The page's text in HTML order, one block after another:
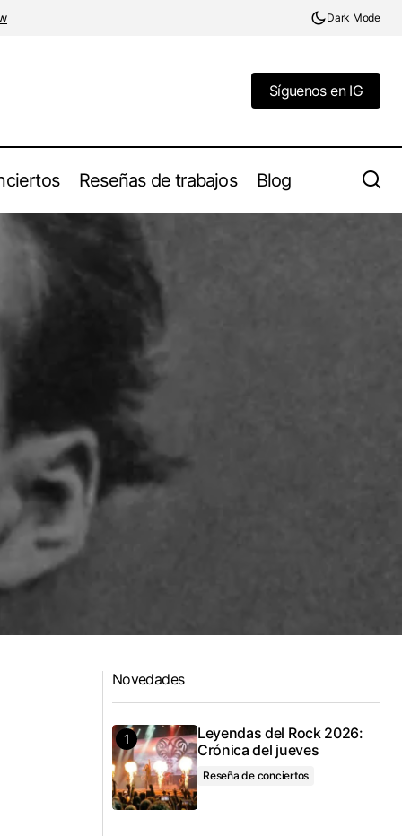
Dark Mode
Síguenos en IG
Reseñas de trabajos Blog
Novedades
Leyendas del Rock 2026:
Crónica del jueves
Reseña de conciertos